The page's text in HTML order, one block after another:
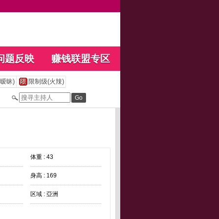
题反映 赚钱联盟专区
昧) 限制级(火辣)
体重 : 43
身高 : 169
区域 : 亞洲